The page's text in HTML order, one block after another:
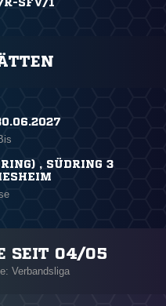
SFV/1
, SÜDRING 3
SEIT 04/05
Verbandsliga